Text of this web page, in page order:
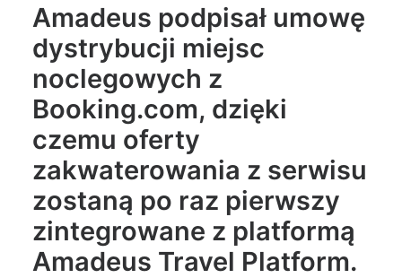
Amadeus podpisał umowę
dystrybucji miejsc
noclegowych z
Booking.com, dzięki
czemu oferty
zakwaterowania z serwisu
zostaną po raz pierwszy
zintegrowane z platformą
Amadeus Travel Platform.